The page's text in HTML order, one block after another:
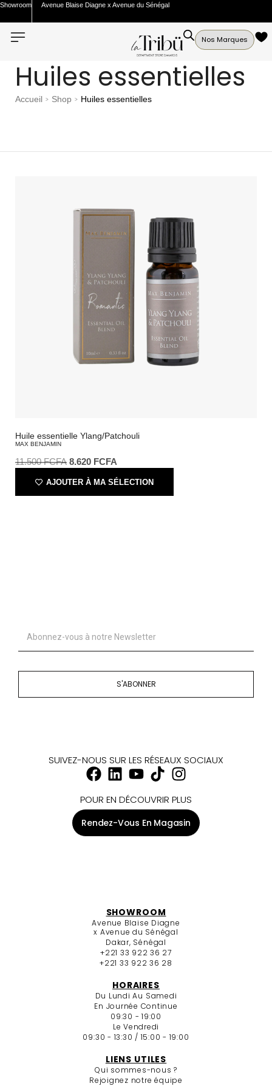
Showroom Avenue Blaise Diagne x Avenue du Sénégal
Nos Marques
Huiles essentielles
Accueil > Shop > Huiles essentielles
Huile essentielle Ylang/Patchouli
MAX BENJAMIN
11.500FCFA 8.620 FCFA
AJOUTER À MA SÉLECTION
S'ABONNER
SUIVEZ-NOUS SUR LES RÉSEAUX SOCIAUX
POUR EN DÉCOUVRIR PLUS
Rendez-Vous En Magasin
SHOWROOM
Avenue Blaise Diagne
x Avenue du Sénégal
Dakar, Sénégal
+221 33 922 36 27
+221 33 922 36 28
HORAIRES
Du Lundi Au Samedi
En Journée Continue
09:30 - 19:00
Le Vendredi
09:30 - 13:30 / 15:00 - 19:00
LIENS UTILES
Qui sommes-nous ?
Rejoignez notre équipe